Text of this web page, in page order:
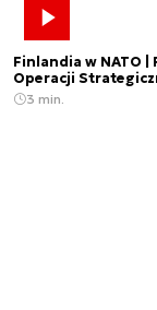
Finlandia w NATO
Operacji
3 min.